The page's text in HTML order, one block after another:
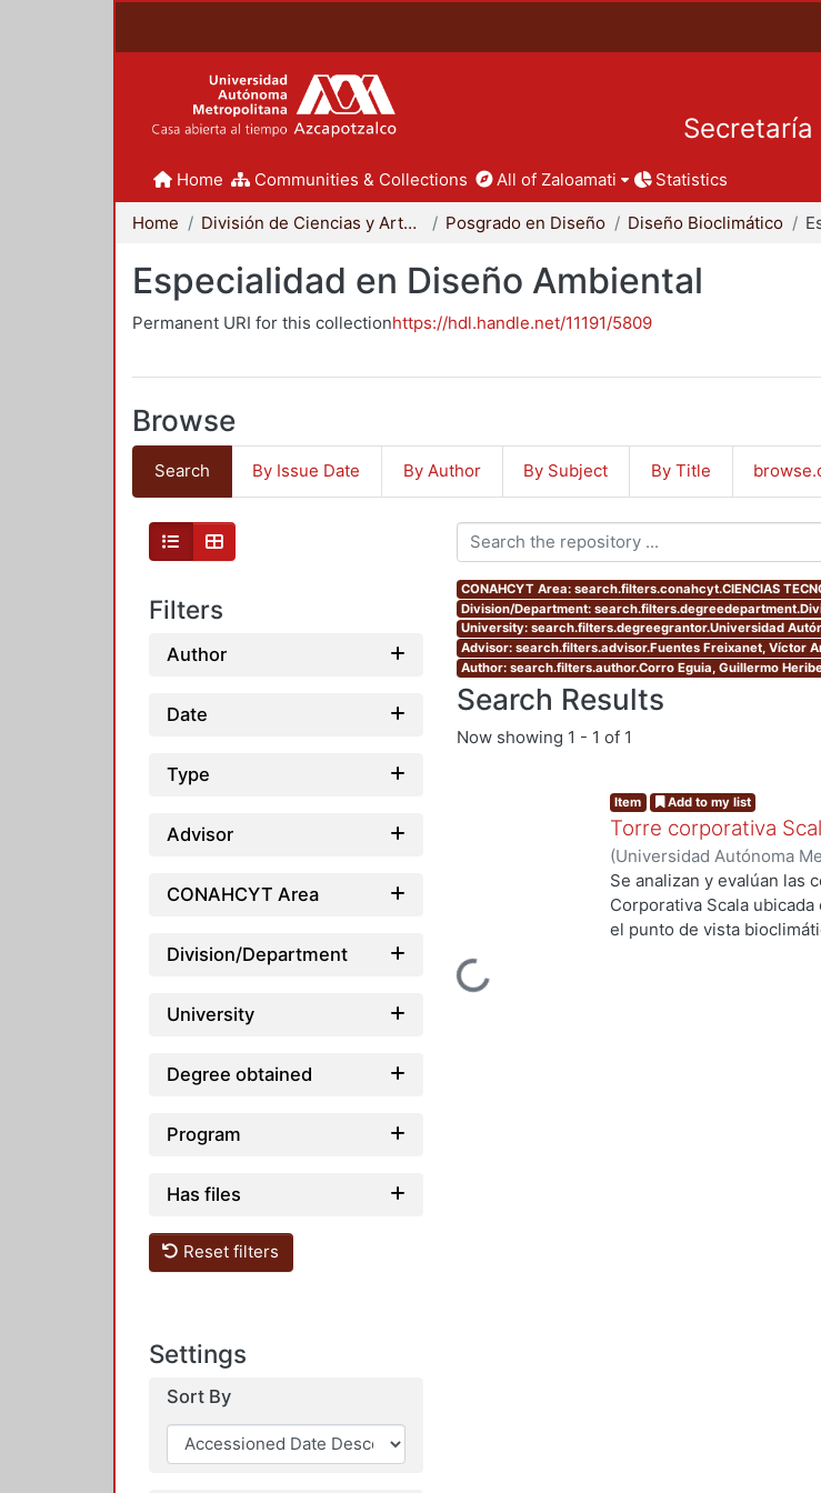
Home Communities & Collections All of Zaloamati Statistics
Home División de Ciencias y Artes para el Diseño Posgrado en Diseño Diseño Bioclimático
Especialidad en Diseño Ambiental
Permanent URI for this collectionhttps://hdl.handle.net/11191/5809
Browse
Search By Issue Date By Author By Subject By Title
Filters
Author
Date
Type
Advisor
CONAHCYT Area
Division/Department
University
Degree obtained
Program
Has files
Reset filters
Settings
Sort By
CONAHCYT Area: search.filters.conahcyt.CIENCIAS
Division/Department:
University: search.filters.degreegrantor.Universidad
Advisor: search.filters.advisor.Fuentes Freixanet, Víctor
Author: search.filters.author.Corro Eguia, Guillermo
Search Results
Now showing 1 - 1 of 1
Loading...
Item Add to my list
Torre corporativa
(Universidad Autónoma
de Servicios de
Se analizan y evalúan las
Corporativa Scala ubicada
el punto de vista